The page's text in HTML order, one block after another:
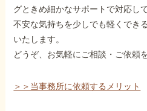
グときめ細かなサポートで対応し
不安な気持ちを少しでも軽くでき
いたします。
どうぞ、お気軽にご相談・ご依頼
＞＞当事務所に依頼するメリット